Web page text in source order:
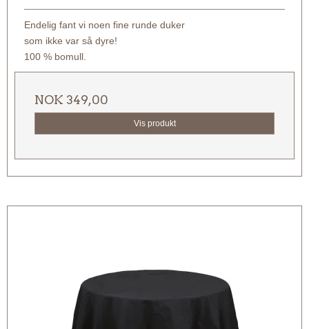
Endelig fant vi noen fine runde duker
som ikke var så dyre!
100 % bomull.
NOK 349,00
Vis produkt